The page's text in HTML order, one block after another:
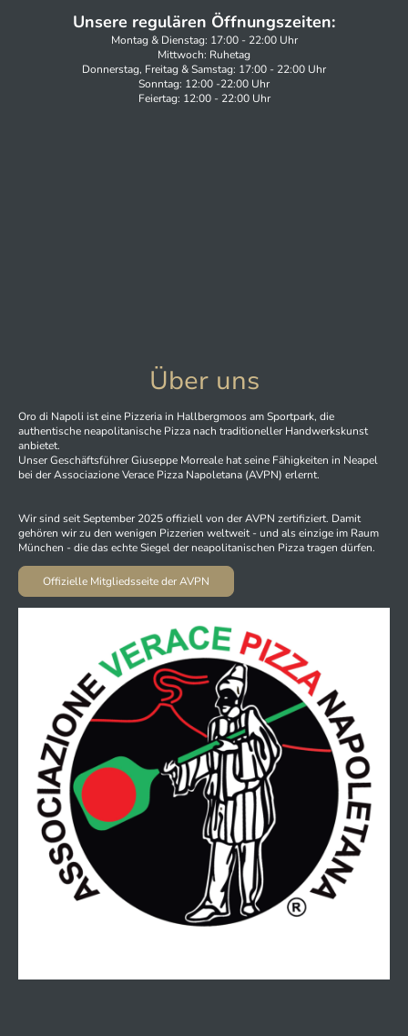
Unsere regulären Öffnungszeiten:
Montag & Dienstag: 17:00 - 22:00 Uhr
Mittwoch: Ruhetag
Donnerstag, Freitag & Samstag: 17:00 - 22:00 Uhr
Sonntag: 12:00 -22:00 Uhr
Feiertag: 12:00 - 22:00 Uhr
Über uns
Oro di Napoli ist eine Pizzeria in Hallbergmoos am Sportpark, die
authentische neapolitanische Pizza nach traditioneller Handwerkskunst
anbietet.
Unser Geschäftsführer Giuseppe Morreale hat seine Fähigkeiten in Neapel
bei der Associazione Verace Pizza Napoletana (AVPN) erlernt.
Wir sind seit September 2025 offiziell von der AVPN zertifiziert. Damit
gehören wir zu den wenigen Pizzerien weltweit - und als einzige im Raum
München - die das echte Siegel der neapolitanischen Pizza tragen dürfen.
Offizielle Mitgliedsseite der AVPN